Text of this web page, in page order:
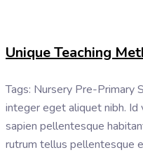
Unique Teaching
Tags: Nursery Pre-Primary
integer eget aliquet nibh. Id
sapien pellentesque
rutrum tellus pellentesque